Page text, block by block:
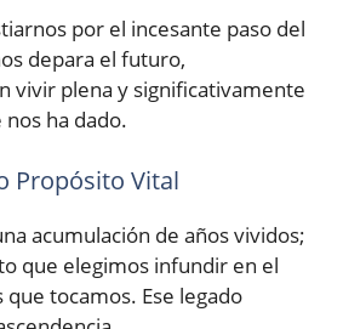
por el incesante paso del
depara el futuro,
vivir plena y significativamente
nos ha dado.
Propósito Vital
acumulación de años vividos;
que elegimos infundir en el
tocamos. Ese legado